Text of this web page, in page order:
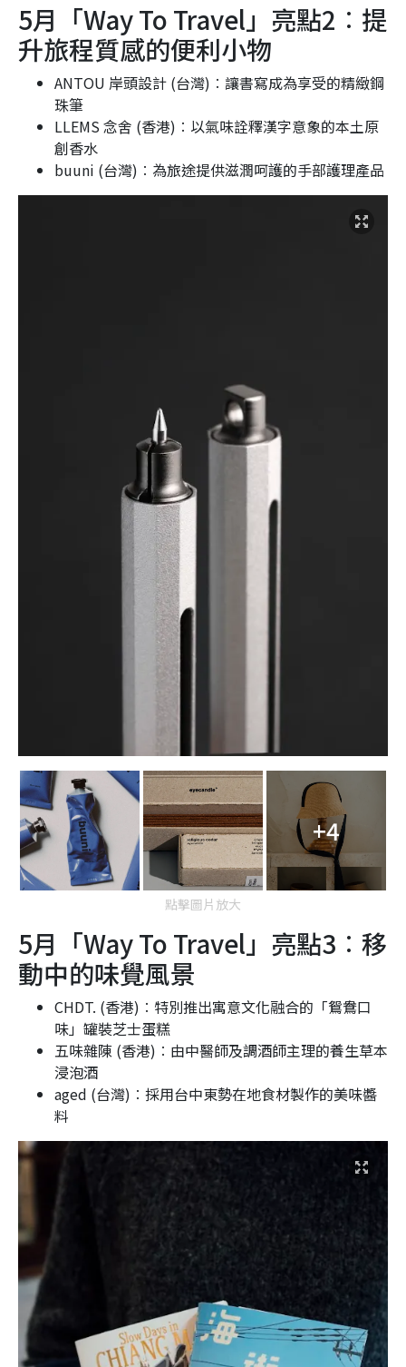
5月「Way To Travel」亮點2︰提
升旅程質感的便利小物
ANTOU 岸頭設計 (台灣)︰讓書寫成為享受的精緻鋼
珠筆
LLEMS 念舍 (香港)︰以氣味詮釋漢字意象的本土原
創香水
buuni (台灣)︰為旅途提供滋潤呵護的手部護理產品
+4
點擊圖片放大
5月「Way To Travel」亮點3︰移
動中的味覺風景
CHDT. (香港)︰特別推出寓意文化融合的「鴛鴦口
味」罐裝芝士蛋糕
五味雜陳 (香港)︰由中醫師及調酒師主理的養生草本
浸泡酒
aged (台灣)︰採用台中東勢在地食材製作的美味醬
料